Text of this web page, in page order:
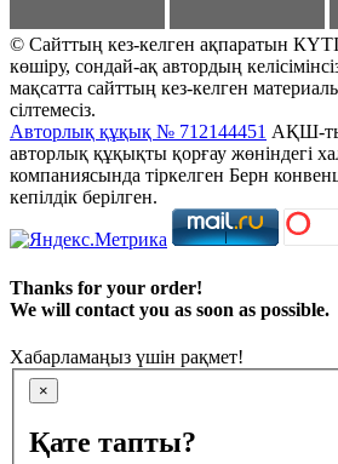
© Сайттың кез-келген ақпаратын
көшіру, сондай-ақ автордың
мақсатта сайттың кез-келген
сілтемесіз.
Авторлық құқық № 712144451 АҚШ-
авторлық құқықты қорғау жөніндегі
компаниясында тіркелген Берн
кепілдік берілген.
Thanks for your order!
We will contact you as soon as possible.
Хабарламаңыз үшін рақмет!
×
Қате тапты?